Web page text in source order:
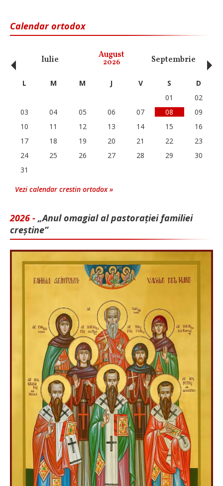
Calendar ortodox
Iulie August
2026 Septembrie
‹ L M M J V S
D
01
02
03
04 05 06 07 08
09
10
11 12 13 14 15
16
17
18 19 20 21 22
23
24
25 26 27 28 29
30
31
Vezi calendar crestin ortodox »
2026 - „Anul omagial al pastorației familiei
creștine”